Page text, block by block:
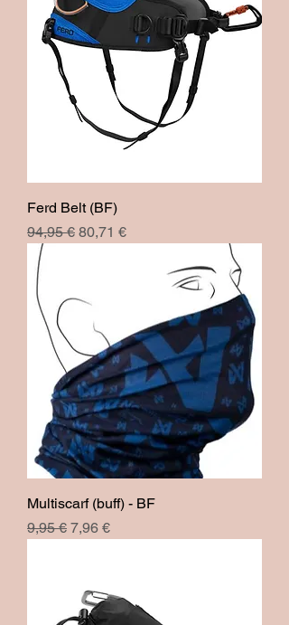
Ferd Belt (BF)
Prix original
94,95 € Prix promotionnel
80,71 €
Multiscarf (buff) - BF
Prix original
9,95 € Prix promotionnel
7,96 €